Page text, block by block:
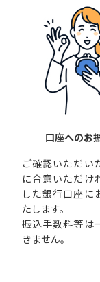
口座へのお
ご確認いただい
に合意いただけ
した銀行口座に
たします。
振込手数料等は
きません。